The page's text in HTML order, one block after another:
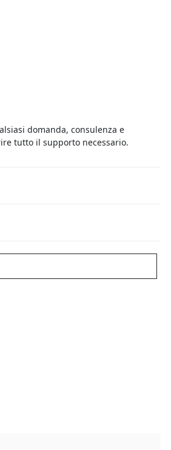
domanda, consulenza e
tutto il supporto necessario.